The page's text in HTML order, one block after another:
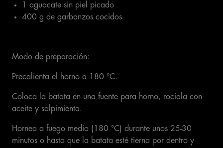
1 aguacate sin piel picado
400 g de garbanzos cocidos
Modo de preparación:
Precalienta el horno a 180 °C.
Coloca la batata en una fuente para horno, rocíala con
aceite y salpimienta.
Hornea a fuego medio (180 °C) durante unos 25-30
minutos o hasta que la batata esté tierna por dentro y